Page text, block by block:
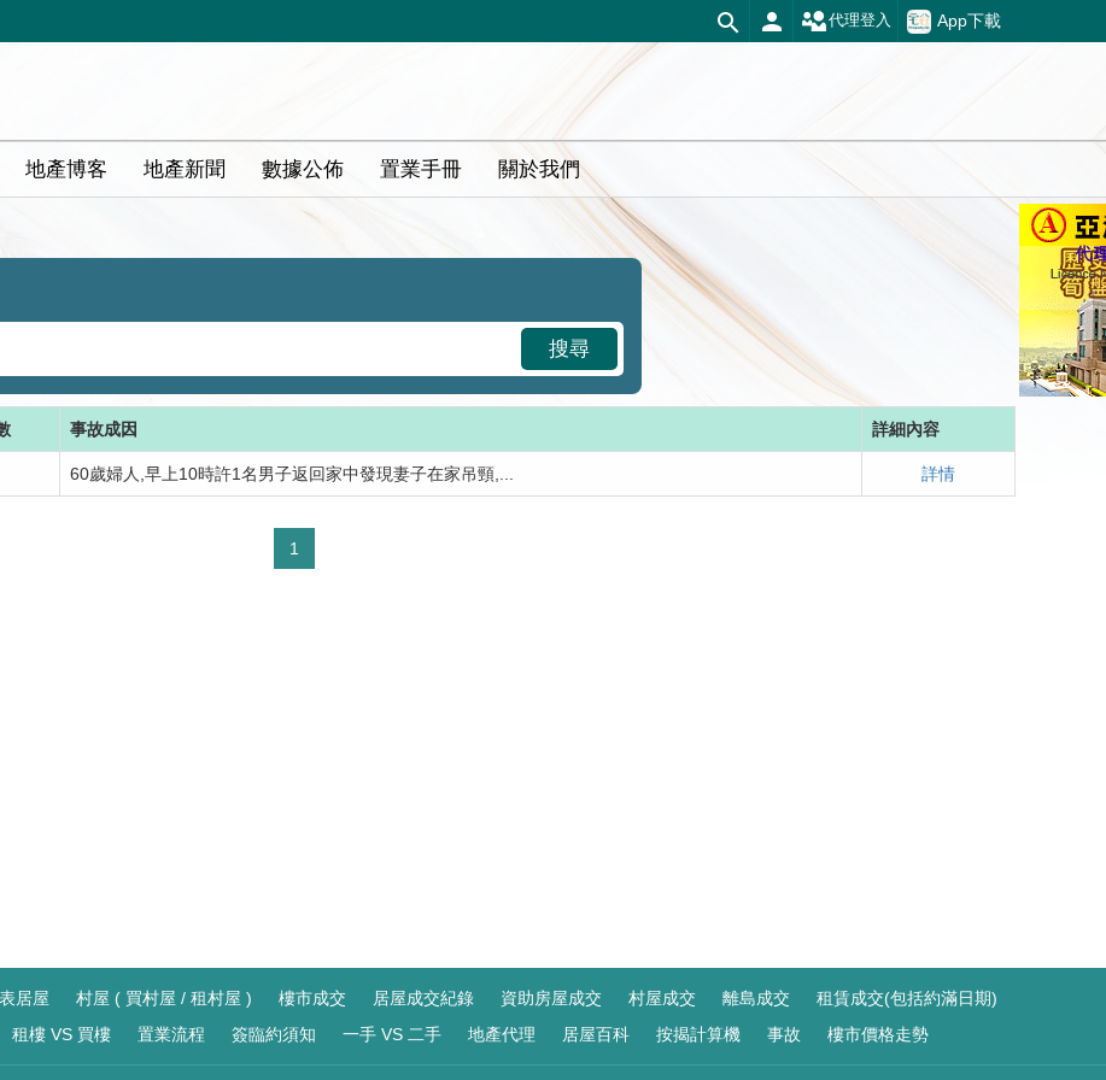
App下載
代理登入
地產博客 地產新聞 數據公佈 置業手冊 關於我們
搜尋
事故成因 詳細內容
60歲婦人,早上10時許1名男子返回家中發現妻子在家吊頸,... 詳情
1
居屋 村屋 ( 買村屋 / 租村屋 ) 樓市成交 居屋成交紀錄 資助房屋成交 村屋成交 離島成交
租賃成交(包括約滿日期)
租樓 VS 買樓 置業流程 簽臨約須知 一手 VS 二手 地產代理 居屋百科 按揭計算機 事故 樓市價格走勢